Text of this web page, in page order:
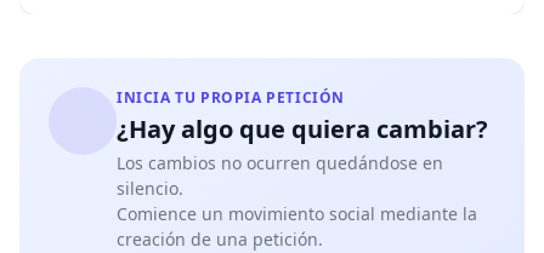
INICIA TU PROPIA PETICIÓN
¿Hay algo que quiera cambiar?
Los cambios no ocurren quedándose en
silencio.
Comience un movimiento social mediante la
creación de una petición.